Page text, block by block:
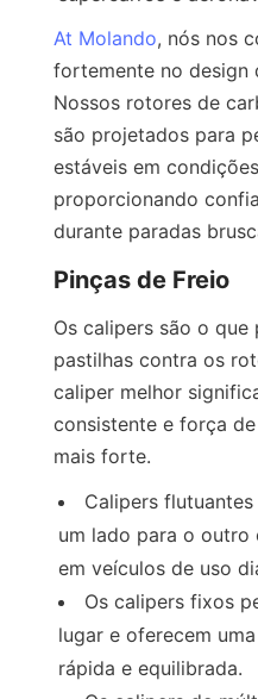
At Molando, nós nos
fortemente no design
Nossos rotores de
são projetados para
estáveis em
proporcionando
durante paradas
Pinças de Freio
Os calipers são o que
pastilhas contra os
caliper melhor
consistente e força
mais forte.
Calipers
um lado para o outro
em veículos de uso
Os calipers fixos
lugar e oferecem
rápida e equilibrada.